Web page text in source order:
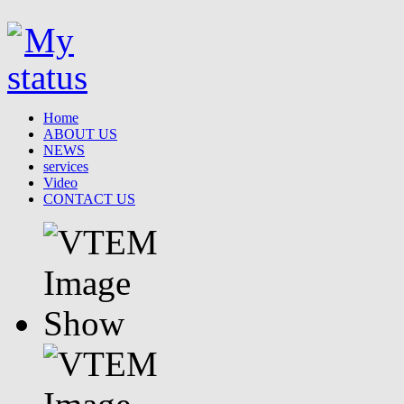
Home
ABOUT US
NEWS
services
Video
CONTACT US